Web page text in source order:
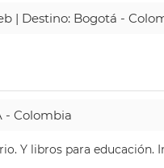
| Destino: Bogotá -
- Colombia
Y libros para educación.